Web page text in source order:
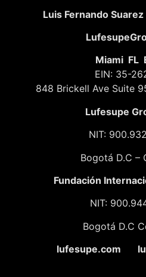
Luis Fernando
Miami FL
EIN: 35-
848 Brickell Ave Suite
Lufesupe
NIT:
Bogotá D.C –
Fundación
NIT:
Bogotá D.C
lufesupe.com